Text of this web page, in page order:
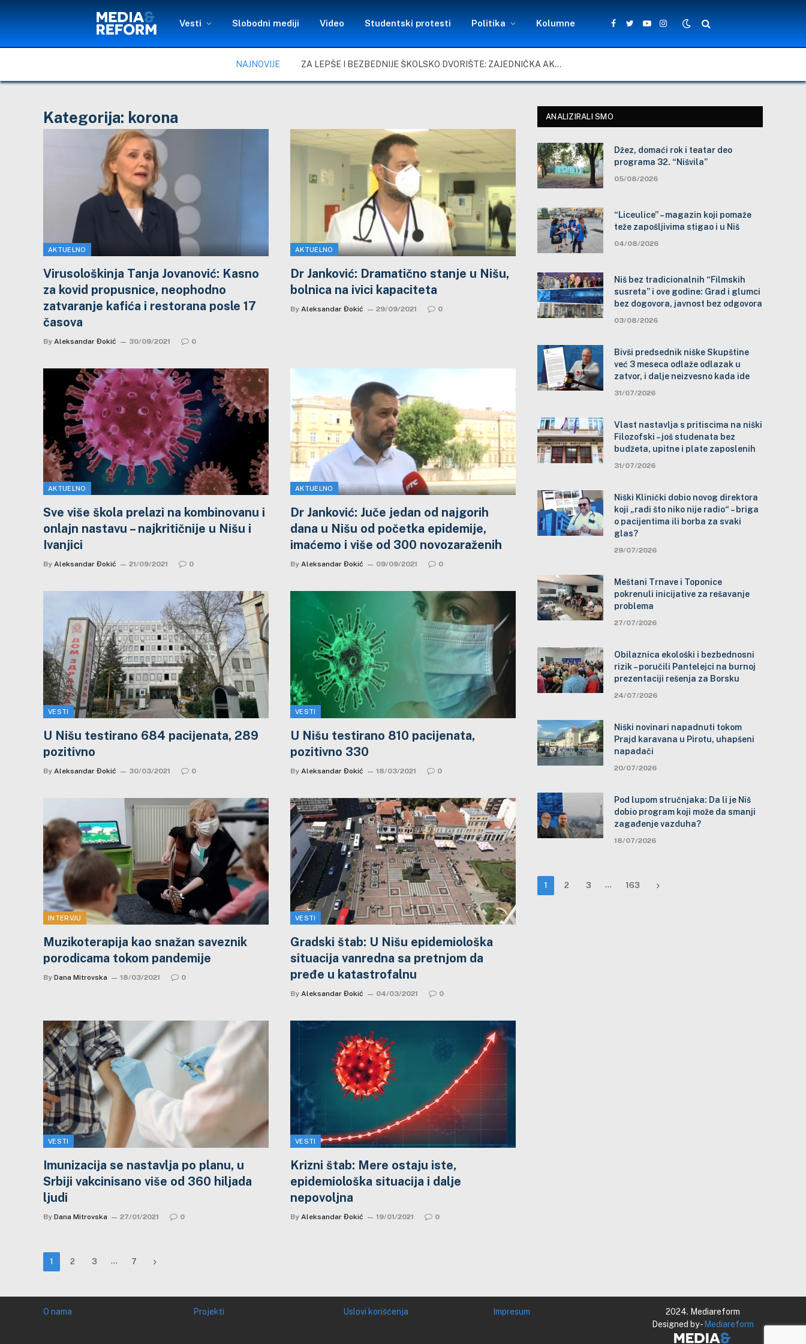
Vesti Slobodni mediji Video Studentski protesti Politika Kolumne
Facebook
TwitterYouTubeInstagram
NAJNOVIJE ZA LEPŠE I BEZBEDNIJE ŠKOLSKO DVORIŠTE: ZAJEDNIČKA AKCIJA MEŠTANA, NASTAVNIKA I ĐAKA U SELU VLASE KOD VRANJA
Kategorija: korona
AKTUELNO
Virusološkinja Tanja Jovanović: Kasno
za kovid propusnice, neophodno
zatvaranje kafića i restorana posle 17
časova
By Aleksandar Đokić 30/09/2021 0
AKTUELNO
Dr Janković: Dramatično stanje u Nišu,
bolnica na ivici kapaciteta
By Aleksandar Đokić 29/09/2021 0
AKTUELNO
Sve više škola prelazi na kombinovanu i
onlajn nastavu – najkritičnije u Nišu i
Ivanjici
By Aleksandar Đokić 21/09/2021 0
AKTUELNO
Dr Janković: Juče jedan od najgorih
dana u Nišu od početka epidemije,
imaćemo i više od 300 novozaraženih
By Aleksandar Đokić 09/09/2021 0
VESTI
U Nišu testirano 684 pacijenata, 289
pozitivno
By Aleksandar Đokić 30/03/2021 0
VESTI
U Nišu testirano 810 pacijenata,
pozitivno 330
By Aleksandar Đokić 18/03/2021 0
INTERVJU
Muzikoterapija kao snažan saveznik
porodicama tokom pandemije
By Dana Mitrovska 18/03/2021 0
VESTI
Gradski štab: U Nišu epidemiološka
situacija vanredna sa pretnjom da
pređe u katastrofalnu
By Aleksandar Đokić 04/03/2021 0
VESTI
Imunizacija se nastavlja po planu, u
Srbiji vakcinisano više od 360 hiljada
ljudi
By Dana Mitrovska 27/01/2021 0
VESTI
Krizni štab: Mere ostaju iste,
epidemiološka situacija i dalje
nepovoljna
By Aleksandar Đokić 19/01/2021 0
1 2 3 … 7 Next
ANALIZIRALI SMO
Džez, domaći rok i teatar deo
programa 32. “Nišvila”
05/08/2026
“Liceulice” – magazin koji pomaže
teže zapošljivima stigao i u Niš
04/08/2026
Niš bez tradicionalnih “Filmskih
susreta” i ove godine: Grad i glumci
bez dogovora, javnost bez odgovora
03/08/2026
Bivši predsednik niške Skupštine
već 3 meseca odlaže odlazak u
zatvor, i dalje neizvesno kada ide
31/07/2026
Vlast nastavlja s pritiscima na niški
Filozofski – još studenata bez
budžeta, upitne i plate zaposlenih
31/07/2026
Niški Klinički dobio novog direktora
koji „radi što niko nije radio“ – briga
o pacijentima ili borba za svaki
glas?
29/07/2026
Meštani Trnave i Toponice
pokrenuli inicijative za rešavanje
problema
27/07/2026
Obilaznica ekološki i bezbednosni
rizik – poručili Pantelejci na burnoj
prezentaciji rešenja za Borsku
24/07/2026
Niški novinari napadnuti tokom
Prajd karavana u Pirotu, uhapšeni
napadači
20/07/2026
Pod lupom stručnjaka: Da li je Niš
dobio program koji može da smanji
zagađenje vazduha?
18/07/2026
1 2 3 … 163 Next
O nama Projekti Uslovi korišćenja Impresum
2024. Mediareform
Designed by -Mediareform